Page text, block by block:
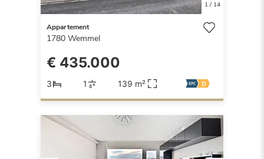
1/ 14
Appartement
1780 Wemmel
€ 435.000
3 1 139 m²